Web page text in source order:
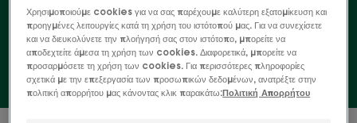
σας για να αντιμετωπίσετε την αστική ζούγκλα!
Χρησιμοποιούμε cookies για να σας παρέχουμε καλύτερη εξατομίκευση και
προηγμένες λειτουργίες κατά τη χρήση του ιστότοπού μας. Για να συνεχίσετε
και να διευκολύνετε την πλοήγησή σας στον ιστότοπο, μπορείτε να
αποδεχτείτε άμεσα τη χρήση των cookies. Διαφορετικά, μπορείτε να
προσαρμόσετε τη χρήση των cookies. Για περισσότερες πληροφορίες
σχετικά με την επεξεργασία των προσωπικών δεδομένων, ανατρέξτε στην
πολιτική απορρήτου μας κάνοντας κλικ παρακάτω:Πολιτική Απορρήτου